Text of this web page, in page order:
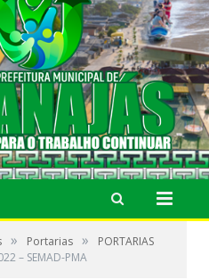
» Portarias »
PORTARIAS
– SEMAD-PMA